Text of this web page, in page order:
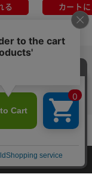
る カート
気に入り お知らせ